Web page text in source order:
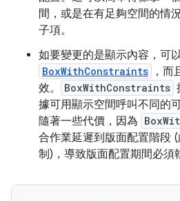
間，或是在有足夠空間的情
子項。
如要變更的是顯示內容 ，可
BoxWithConstraints
，
效。
BoxWithConstraints
據可用顯示空間呼叫不同的
隨著一些代價，因為
合作業延遲到版面配置階段
制)，導致版面配置期間必須